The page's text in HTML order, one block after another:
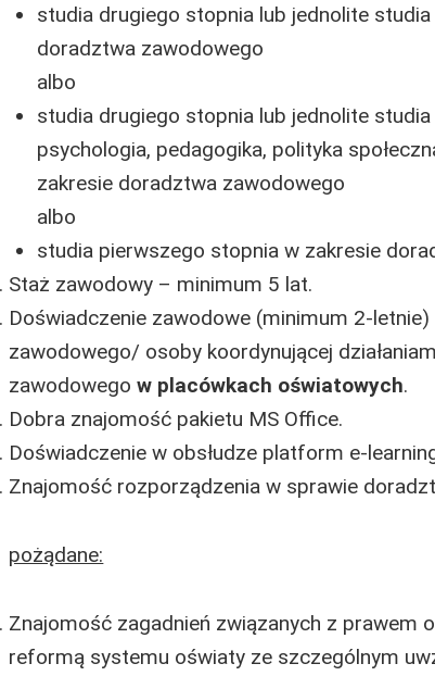
studia drugiego stopnia lub jednolite
doradztwa zawodowego
albo
studia drugiego stopnia lub jednolite
psychologia, pedagogika, polityka
zakresie doradztwa zawodowego
albo
studia pierwszego stopnia w zakresie
Staż zawodowy – minimum 5 lat.
Doświadczenie zawodowe (minimum 2-
zawodowego/ osoby koordynującej
zawodowegow placówkach oświatowych.
Dobra znajomość pakietu MS Office.
Doświadczenie w obsłudze platform e-
Znajomość rozporządzenia w sprawie
pożądane:
Znajomość zagadnień związanych z prawem
reformą systemu oświaty ze szczególnym